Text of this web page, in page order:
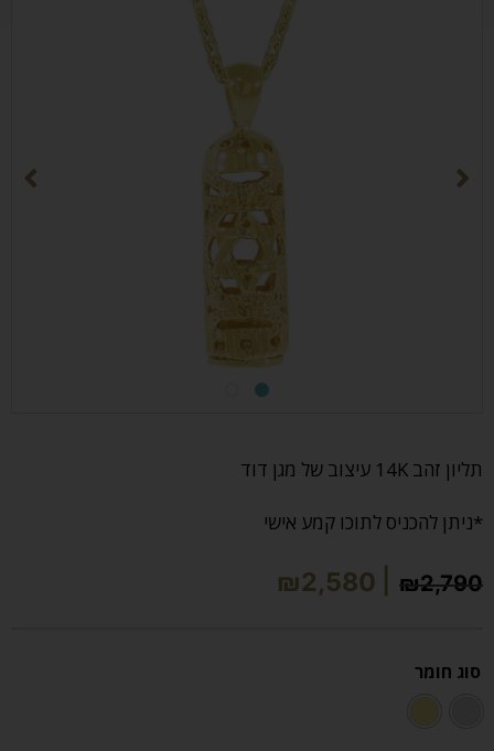
תליון זהב 14K עיצוב של מגן דוד
*ניתן להכניס לתוכו קמע אישי
₪2,790
₪2,580
סוג חומר